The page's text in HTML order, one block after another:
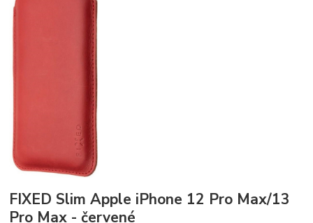
FIXED Slim Apple iPhone 12 Pro Max/13
Pro Max - červené